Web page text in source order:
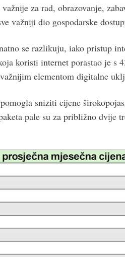
za rad, obrazovanje,
važniji dio gospodarske
se razlikuju, iako pristup
koristi internet porastao je s
elementom digitalne
sniziti cijene
pale su za približno dvije